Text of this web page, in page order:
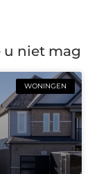
u niet mag
WONINGEN